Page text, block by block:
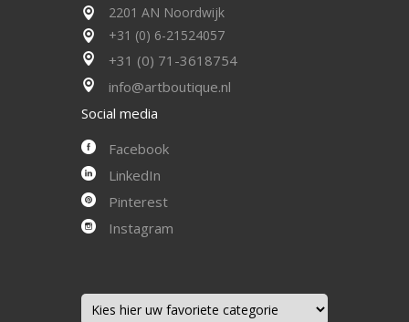
2201 AN Noordwijk
+31 (0) 6-21524057
+31 (0) 71-3618754
info@artboutique.nl
Social media
Facebook
LinkedIn
Pinterest
Instagram